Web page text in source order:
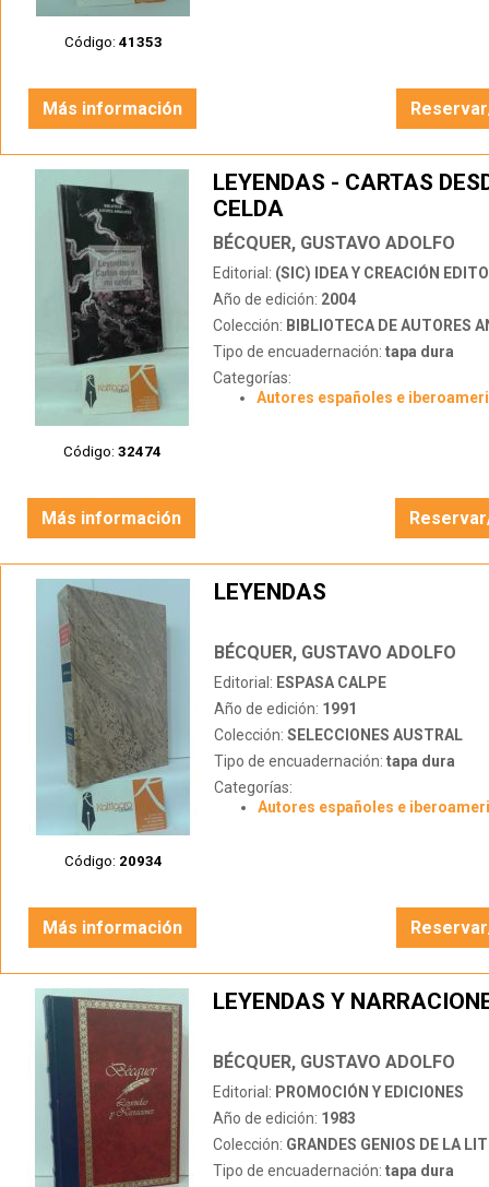
Código: 41353
Más información
Código: 32474
LEYENDAS - CARTAS
CELDA
BÉCQUER, GUSTAVO ADOLFO
Editorial: (SIC) IDEA Y CREACIÓN
Año de edición: 2004
Colección: BIBLIOTECA DE AUTORES
Tipo de encuadernación: tapa dura
Categorías:
Autores españoles e
Más información
Código: 20934
LEYENDAS
BÉCQUER, GUSTAVO ADOLFO
Editorial: ESPASA CALPE
Año de edición: 1991
Colección: SELECCIONES AUSTRAL
Tipo de encuadernación: tapa dura
Categorías:
Autores españoles e
Más información
LEYENDAS Y
BÉCQUER, GUSTAVO ADOLFO
Editorial: PROMOCIÓN Y EDICIONES
Año de edición: 1983
Colección: GRANDES GENIOS DE LA
Tipo de encuadernación: tapa dura